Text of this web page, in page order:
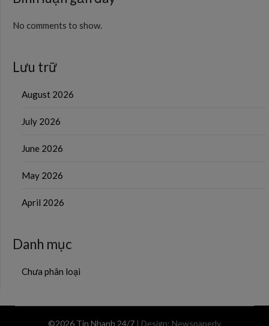
No comments to show.
Lưu trữ
August 2026
July 2026
June 2026
May 2026
April 2026
Danh mục
Chưa phân loại
©2026 Tin Nhanh 24/7 | Design: Newspaperly